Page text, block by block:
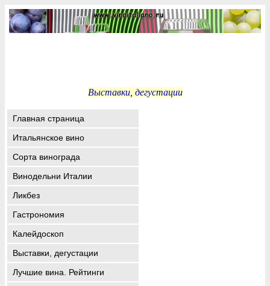
Выставки, дегустации
Главная страница
Итальянское вино
Сорта винограда
Винодельни Италии
Ликбез
Гастрономия
Калейдоскоп
Выставки, дегустации
Лучшие вина. Рейтинги